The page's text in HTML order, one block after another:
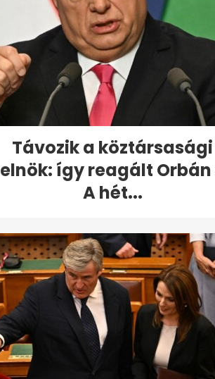
Távozik a köztársasági
elnök: így reagált
A hét...